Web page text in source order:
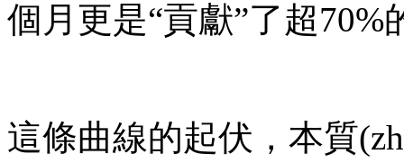
個月更是“貢獻”了超70%的
這條曲線的起伏，本質